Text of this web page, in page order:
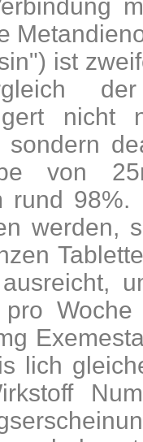
ist
der
gert nicht
sondern
von
rund
werden,
Woche
lich